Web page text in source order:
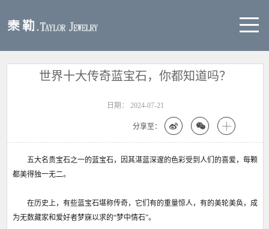
世界十大传奇蓝宝石，你都知道吗？
日期： 2024-07-21
分享至：
五大名贵宝石之一的蓝宝石，因其湛蓝深邃的色彩受到人们的喜爱，每颗
都美得独一无二。
在历史上，有些蓝宝石堪称传奇，它们有的重量惊人，有的美轮美奂，成
为无数藏家和爱好者梦寐以求的“梦中情石”。